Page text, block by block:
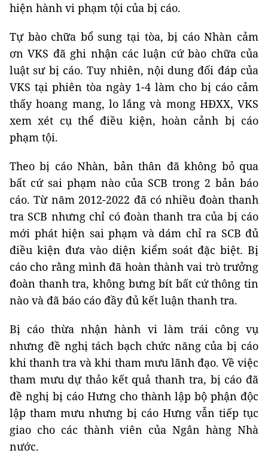
hiện hành vi phạm tội của bị cáo.
Tự bào chữa bổ sung tại tòa, bị cáo Nhàn cảm
ơn VKS đã ghi nhận các luận cứ bào chữa của
luật sư bị cáo. Tuy nhiên, nội dung đối đáp của
VKS tại phiên tòa ngày 1-4 làm cho bị cáo cảm
thấy hoang mang, lo lắng và mong HĐXX, VKS
xem xét cụ thể điều kiện, hoàn cảnh bị cáo
phạm tội.
Theo bị cáo Nhàn, bản thân đã không bỏ qua
bất cứ sai phạm nào của SCB trong 2 bản báo
cáo. Từ năm 2012-2022 đã có nhiều đoàn thanh
tra SCB nhưng chỉ có đoàn thanh tra của bị cáo
mới phát hiện sai phạm và dám chỉ ra SCB đủ
điều kiện đưa vào diện kiểm soát đặc biệt. Bị
cáo cho rằng mình đã hoàn thành vai trò trưởng
đoàn thanh tra, không bưng bít bất cứ thông tin
nào và đã báo cáo đầy đủ kết luận thanh tra.
Bị cáo thừa nhận hành vi làm trái công vụ
nhưng đề nghị tách bạch chức năng của bị cáo
khi thanh tra và khi tham mưu lãnh đạo. Về việc
tham mưu dự thảo kết quả thanh tra, bị cáo đã
đề nghị bị cáo Hưng cho thành lập bộ phận độc
lập tham mưu nhưng bị cáo Hưng vẫn tiếp tục
giao cho các thành viên của Ngân hàng Nhà
nước.